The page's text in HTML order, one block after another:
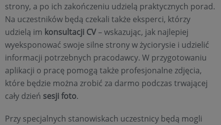
strony, a po ich zakończeniu udzielą praktycznych porad.
Na uczestników będą czekali także eksperci, którzy
udzielą im konsultacji CV– wskazując, jak najlepiej
wyeksponować swoje silne strony w życiorysie i udzielić
informacji potrzebnych pracodawcy. W przygotowaniu
aplikacji o pracę pomogą także profesjonalne zdjęcia,
które będzie można zrobić za darmo podczas trwającej
cały dzień sesji foto.
Przy specjalnych stanowiskach uczestnicy będą mogli